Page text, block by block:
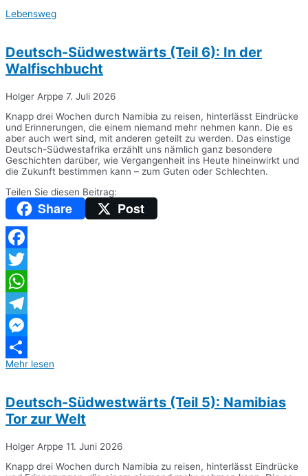
Lebensweg
Deutsch-Südwestwärts (Teil 6): In der
Walfischbucht
Holger Arppe 7. Juli 2026
Knapp drei Wochen durch Namibia zu reisen, hinterlässt Eindrücke
und Erinnerungen, die einem niemand mehr nehmen kann. Die es
aber auch wert sind, mit anderen geteilt zu werden. Das einstige
Deutsch-Südwestafrika erzählt uns nämlich ganz besondere
Geschichten darüber, wie Vergangenheit ins Heute hineinwirkt und
die Zukunft bestimmen kann – zum Guten oder Schlechten.
Teilen Sie diesen Beitrag:
Share Post
Facebook
Twitter
WhatsApp
Telegram
Messenger
Teilen
Mehr lesen
Deutsch-Südwestwärts (Teil 5): Namibias
Tor zur Welt
Holger Arppe 11. Juni 2026
Knapp drei Wochen durch Namibia zu reisen, hinterlässt Eindrücke